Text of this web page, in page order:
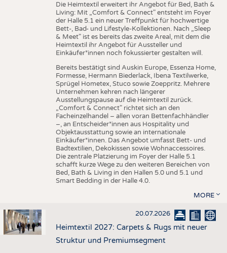
Die Heimtextil erweitert ihr Angebot für Bed, Bath &
Living: Mit „Comfort & Connect" entsteht im Foyer
der Halle 5.1 ein neuer Treffpunkt für hochwertige
Bett-, Bad- und Lifestyle-Kollektionen. Nach „Sleep
& Meet" ist es bereits das zweite Areal, mit dem die
Heimtextil ihr Angebot für Aussteller und
Einkäufer*innen noch fokussierter gestalten will.
Bereits bestätigt sind Auskin Europe, Essenza Home,
Formesse, Hermann Biederlack, Ibena Textilwerke,
Sprügel Hometex, Stuco sowie Zoeppritz. Mehrere
Unternehmen kehren nach längerer
Ausstellungspause auf die Heimtextil zurück.
„Comfort & Connect" richtet sich an den
Facheinzelhandel – allen voran Bettenfachhändler
–, an Entscheider*innen aus Hospitality und
Objektausstattung sowie an internationale
Einkäufer*innen. Das Angebot umfasst Bett- und
Badtextilien, Dekokissen sowie Wohnaccessoires.
Die zentrale Platzierung im Foyer der Halle 5.1
schafft kurze Wege zu den weiteren Bereichen von
Bed, Bath & Living in den Hallen 5.0 und 5.1 und
Smart Bedding in der Halle 4.0.
MORE
20.07.2026
Heimtextil 2027: Carpets & Rugs mit neuer
Struktur und Premiumsegment